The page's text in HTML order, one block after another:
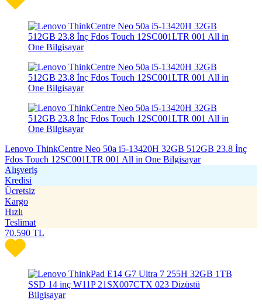
Lenovo ThinkCentre Neo 50a i5-13420H 32GB 512GB 23.8 İnç
Fdos Touch 12SC001LTR 001 All in One Bilgisayar
Alışveriş
Kredisi
Ücretsiz
Kargo
Hızlı
Teslimat
70.590 TL